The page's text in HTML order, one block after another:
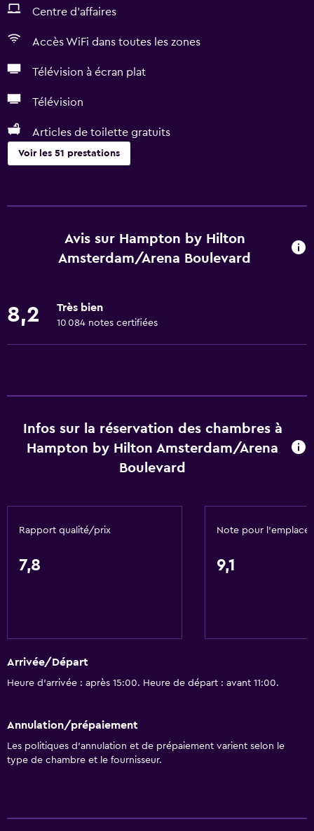
Centre d'affaires
Accès WiFi dans toutes les zones
Télévision à écran plat
Télévision
Articles de toilette gratuits
Voir les 51 prestations
WiFi gratuit
Accès WiFi dans toutes les zones
Alarmes incendie
Chauffage
Bar/Salon
Machine à café/thé
Distributeur de boissons
Distributeur d’en-cas
Parking accessible
Kit de premier secours
Avis sur Hampton by Hilton
Amsterdam/Arena Boulevard
8,2 Très bien
10 084 notes certifiées
Infos sur la réservation des chambres à
Hampton by Hilton Amsterdam/Arena
Boulevard
Rapport qualité/prix
7,8
Note pour
9,1
Arrivée/Départ
Heure d’arrivée : après 15:00. Heure de départ : avant 11:00.
Annulation/prépaiement
Les politiques d’annulation et de prépaiement varient selon le
type de chambre et le fournisseur.